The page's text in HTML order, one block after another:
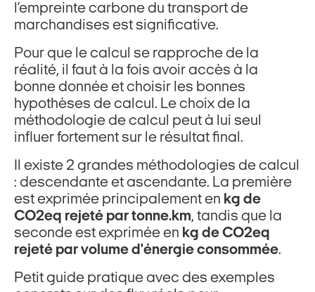
l’empreinte carbone du transport de
marchandises est significative.
Pour que le calcul se rapproche de la
réalité, il faut à la fois avoir accès à la
bonne donnée et choisir les bonnes
hypothèses de calcul. Le choix de la
méthodologie de calcul peut à lui seul
influer fortement sur le résultat final.
Il existe 2 grandes méthodologies de calcul
: descendante et ascendante. La première
est exprimée principalement en kg de
CO2eq rejeté par tonne.km, tandis que la
seconde est exprimée en kg de CO2eq
rejeté par volume d'énergie consommée.
Petit guide pratique avec des exemples